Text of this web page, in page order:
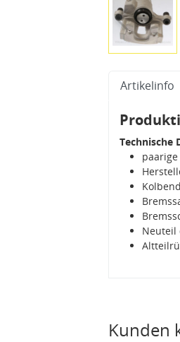
Artikelinfo
Technische
Neuteil
Kunden